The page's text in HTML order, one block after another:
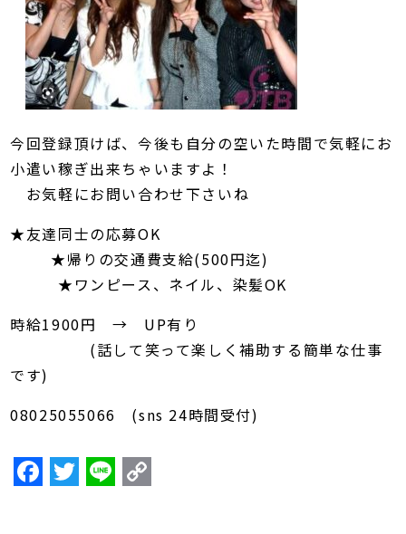
今回登録頂けば、今後も自分の空いた時間で気軽にお
小遣い稼ぎ出来ちゃいますよ！
お気軽にお問い合わせ下さいね
★友達同士の応募OK
★帰りの交通費支給(500円迄)
★ワンピース、ネイル、染髪OK
時給1900円 → UP有り
(話して笑って楽しく補助する簡単な仕事
です)
08025055066 (sns 24時間受付)
F
a
T
w
Li
n